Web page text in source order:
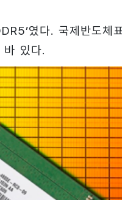
였다. 국제반도체
있다.